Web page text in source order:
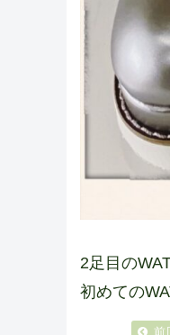
2足目の
初めての